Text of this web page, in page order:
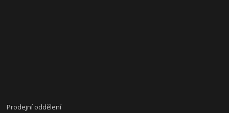
Prodejní oddělení